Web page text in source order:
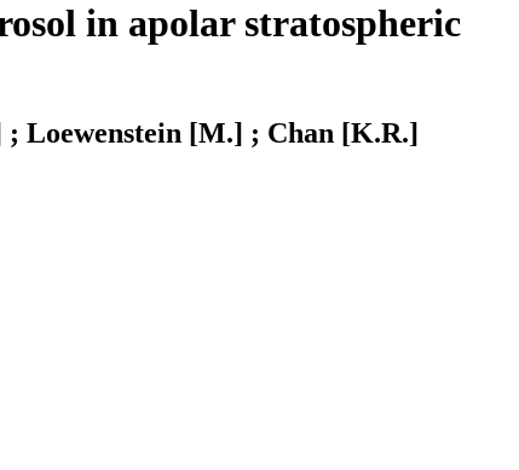
in apolar stratospheric
Loewenstein [M.] ; Chan [K.R.]